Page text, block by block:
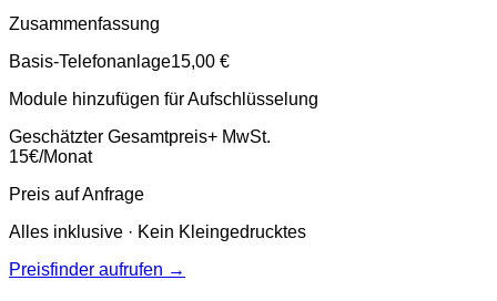
Zusammenfassung
Basis-Telefonanlage15,00 €
Module hinzufügen für Aufschlüsselung
Geschätzter Gesamtpreis+ MwSt.
15€/Monat
Preis auf Anfrage
Alles inklusive · Kein Kleingedrucktes
Preisfinder aufrufen →